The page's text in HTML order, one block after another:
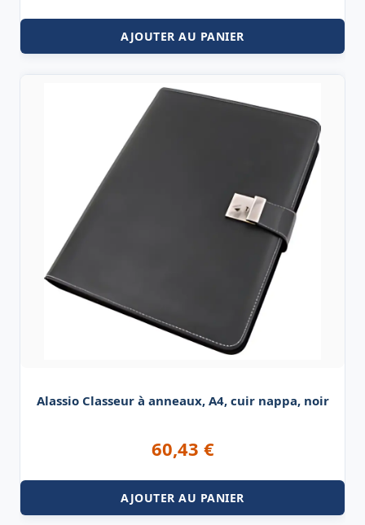
AJOUTER AU PANIER
Alassio Classeur à anneaux, A4, cuir nappa, noir
60,43 €
AJOUTER AU PANIER